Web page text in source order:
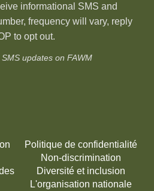
informational SMS and
frequency will vary, reply
to opt out.
updates on FAWM
Politique de confidentialité
Non-discrimination
Diversité et inclusion
L'organisation nationale